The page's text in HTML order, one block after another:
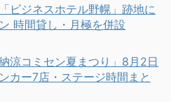
ビジネスホテル野幌」跡地に
時間貸し・月極を併設
涼コミセン夏まつり」8月2日
カー7店・ステージ時間まと